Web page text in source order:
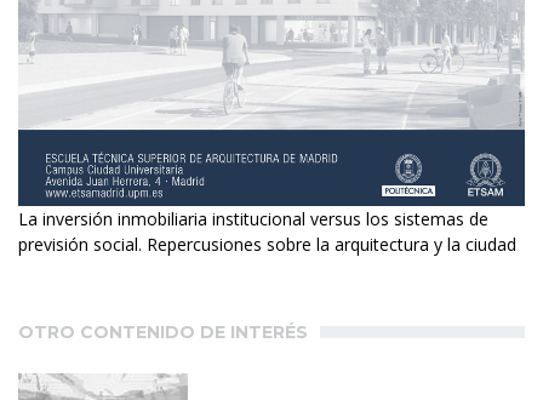
La inversión inmobiliaria institucional versus los sistemas de
previsión social. Repercusiones sobre la arquitectura y la ciudad
OTRO CONTENIDO DE INTERÉS